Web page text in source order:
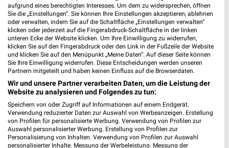
Noch morgen gültig Gültig bis Do. 01.10.
NKD Kik
aufgrund eines berechtigten Interesses. Um dem zu widersprechen, öffnen
Sie die „Einstellungen“. Sie können Ihre Einstellungen akzeptieren, ablehnen
oder verwalten, indem Sie auf die Schaltfläche „Einstellungen verwalten“
klicken oder jederzeit auf die Fingerabdruck-Schaltfläche in der linken
unteren Ecke der Website klicken. Um Ihre Einwilligung zu widerrufen,
klicken Sie auf den Fingerabdruck oder den Link in der Fußzeile der Website
und klicken Sie auf den Menüpunkt „Meine Daten“. Auf dieser Seite können
Sie Ihre Einwilligung widerrufen. Diese Entscheidungen werden unseren
Partnern mitgeteilt und haben keinen Einfluss auf die Browserdaten.
Wir und unsere Partner verarbeiten Daten, um die Leistung der
Website zu analysieren und Folgendes zu tun:
Speichern von oder Zugriff auf Informationen auf einem Endgerät.
Verwendung reduzierter Daten zur Auswahl von Werbeanzeigen. Erstellung
von Profilen für personalisierte Werbung. Verwendung von Profilen zur
Auswahl personalisierter Werbung. Erstellung von Profilen zur
Personalisierung von Inhalten. Verwendung von Profilen zur Auswahl
personalisierter Inhalte. Messung der Werbeleistung. Messung der